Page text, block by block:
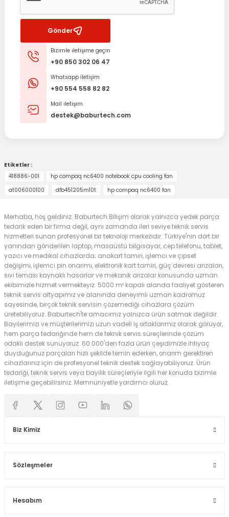
Gönder
Bizimle iletişime geçin
+90 850 302 06 47
Whatsapp İletişim
+90 554 558 82 82
Mail iletişim
destek@baburtech.com
Etiketler :
418886-001
hp compaq nc6400 notebook cpu cooling fan
at006000100
dfb451205m10t hp compaq nc6400 fan
Merhaba, hoş geldiniz. Baburtech Bilişim olarak yalnızca yedek parça
tedarik eden bir firma değil, aynı zamanda ileri seviye teknik servis
hizmetleri sunan profesyonel bir teknoloji merkezidir. Türkiye'nin dört bir
yanından gönderilen laptop, masaüstü bilgisayar, cep telefonu, tablet,
yazıcı ve medikal cihazlarda; anakart tamiri, işlemci ve çipset
değişimi, işlemci pin onarımı, elektronik kart tamiri, güç devresi arızaları,
sıvı teması kaynaklı hasarlar ve mekanik arızalar konusunda uzman
ekibimizle hizmet vermekteyiz. 5000 m² kapalı alanda faaliyet gösteren
teknik servis altyapımız ve alanında deneyimli uzman kadromuz
sayesinde, birçok teknik servisin çözemediği cihazlara çözüm
üretebiliyoruz. Baburtech'te amacımız yalnızca ürün satmak değildir.
Bayilerimizi ve müşterilerimizi uzun vadeli iş ortaklarımız olarak görüyor,
hem parça tedariğinde hem de teknik servis süreçlerinde çözüm
odaklı destek sunuyoruz. 60.000'den fazla ürün çeşidimizle ihtiyaç
duyduğunuz parçaları hızlı şekilde temin ederken, onarım gerektiren
cihazlarınız için de profesyonel teknik destek sağlayabiliyoruz. Ürün
tedariği, teknik servis veya bayilik süreçleriyle ilgili her konuda bizimle
iletişime geçebilirsiniz. Memnuniyetle yardımcı oluruz.
Biz Kimiz
Sözleşmeler
Hesabım